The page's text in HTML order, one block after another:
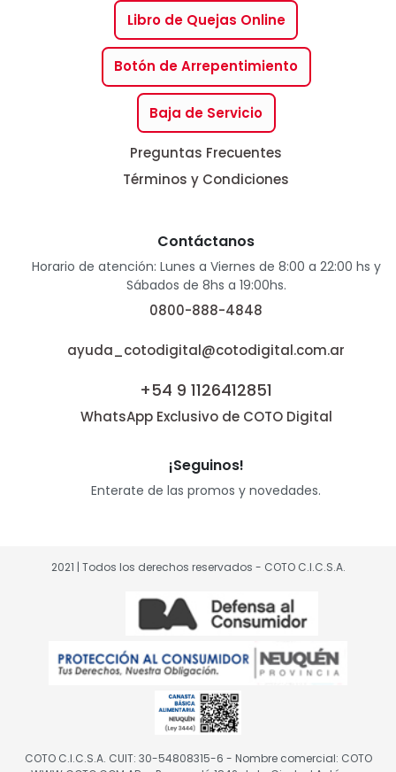
Libro de Quejas Online
Botón de Arrepentimiento
Baja de Servicio
Preguntas Frecuentes
Términos y Condiciones
Contáctanos
Horario de atención: Lunes a Viernes de 8:00 a 22:00 hs y
Sábados de 8hs a 19:00hs.
0800-888-4848
ayuda_cotodigital@cotodigital.com.ar
+54 9 1126412851
WhatsApp Exclusivo de COTO Digital
¡Seguinos!
Enterate de las promos y novedades.
2021 | Todos los derechos reservados - COTO C.I.C.S.A.
COTO C.I.C.S.A. CUIT: 30-54808315-6 - Nombre comercial: COTO